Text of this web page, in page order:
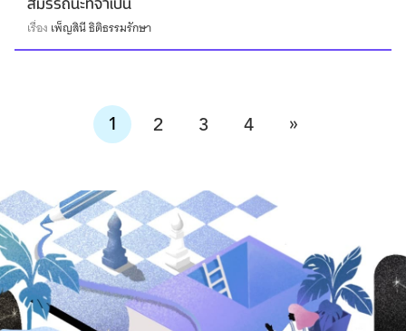
สมรรถนะที่จำเป็น
เรื่อง เพ็ญสินี ธิติธรรมรักษา
1 2 3 4 »